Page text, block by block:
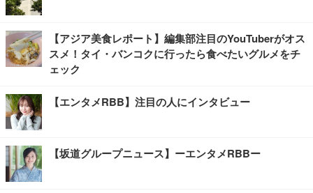
【アジア美食レポート】編集部注目のYouTuberがオス
スメ！タイ・バンコクに行ったら食べたいグルメをチ
ェック
【エンタメRBB】注目の人にインタビュー
【坂道グループニュース】ーエンタメRBBー